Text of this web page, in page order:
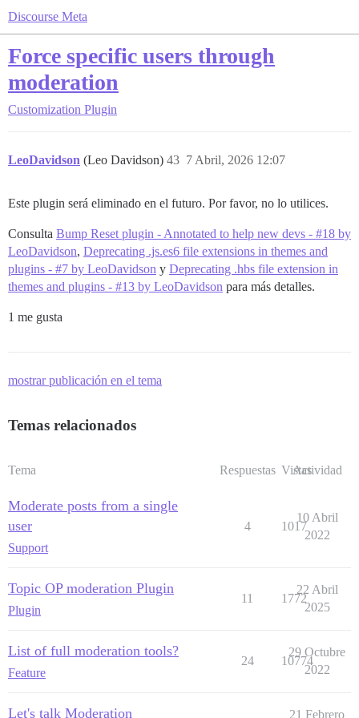
Discourse Meta
Force specific users through
moderation
Customization Plugin
LeoDavidson (Leo Davidson) 7 Abril, 2026 12:07
43
Este plugin será eliminado en el futuro. Por favor, no lo utilices.
Consulta Bump Reset plugin - Annotated to help new devs - #18 by
LeoDavidson, Deprecating .js.es6 file extensions in themes and
plugins - #7 by LeoDavidson y Deprecating .hbs file extension in
themes and plugins - #13 by LeoDavidson para más detalles.
1 me gusta
mostrar publicación en el tema
Temas relacionados
Tema Respuestas Vistas
Actividad
Moderate posts from a single
user
Support
4 1017
10 Abril
2022
Topic OP moderation Plugin
Plugin
11 1772
22 Abril
2025
List of full moderation tools?
Feature
24 10774
29 Octubre
2022
Let's talk Moderation 21 Febrero